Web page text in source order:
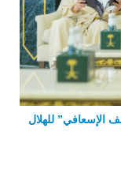
الإسعافي” للهلال